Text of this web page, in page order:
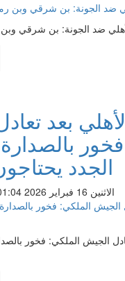
ضد الجونة: بن شرقي
بعد
الجدد
الاثنين 16 فبراير 2026 01:04 صباحاً
الجيش الملكي: فخور